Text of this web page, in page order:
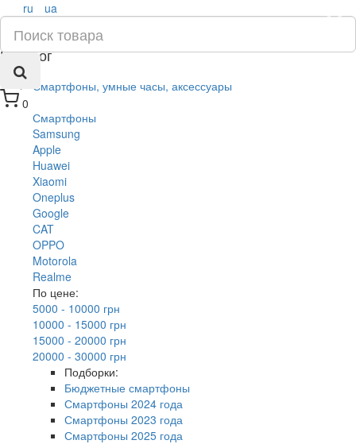
0
×
ru ua
Каталог
Смартфоны, умные часы, аксессуары
Смартфоны
Samsung
Apple
Huawei
Xiaomi
Oneplus
Google
CAT
OPPO
Motorola
Realme
По цене:
5000 - 10000 грн
10000 - 15000 грн
15000 - 20000 грн
20000 - 30000 грн
Подборки:
Бюджетные смартфоны
Смартфоны 2024 года
Смартфоны 2023 года
Смартфоны 2025 года